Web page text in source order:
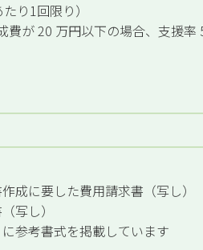
り1回限り）
が 20 万円以下の場合、支援率
成に要した費用請求書（写し）
写し）
参考書式を掲載しています